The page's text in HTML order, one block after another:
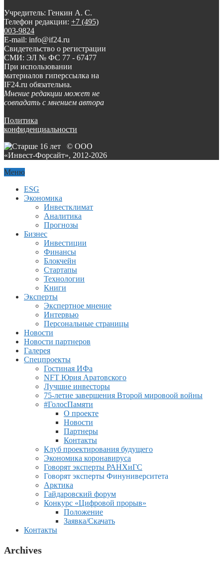
Учредитель: Генкин А. С.
Телефон редакции: +7 (495)
003-9824
E-mail: info@if24.ru
Свидетельство о регистрации
СМИ: ЭЛ № ФС 77 - 67477
При использовании
материалов гиперссылка на
IF24.ru обязательна.
Мнение редакции может не
совпадать с мнением автора
Политика
конфиденциальности
© ООО
«Инвест-Форсайт», 2012-2026
Меню
ESG
Экономика
Инвестклимат
Аналитика
Прогнозы
Бизнес
Инвестиции
Финансы
Блокчейн
Стартапы
Технологии
Книги
Эксперты
Экспертное мнение
Интервью
Персональные страницы
Новости
Новости партнеров
Галерея
Спецпроекты
Гостиная ИФа
NFT Юрия Аратовского
Лучшие инвесторы
75-летие завершения Второй мировоой войны
#ГолосПамяти
О проекте
Новости
Партнеры
Контакты
Клуб проектирования будущего
Экономика коронавируса
Говорят эксперты РАНХиГС
Говорят эксперты Финуниверситета
Арктика
Гайдаровский форум
Конкурс «Цифровой прорыв»
Положение
Заявка/Скачать
Контакты
Archives